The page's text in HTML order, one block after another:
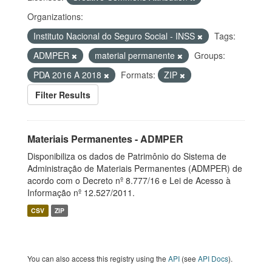
Organizations:
Instituto Nacional do Seguro Social - INSS
Tags:
ADMPER
material permanente
Groups:
PDA 2016 A 2018
Formats:
ZIP
Filter Results
Materiais Permanentes - ADMPER
Disponibiliza os dados de Patrimônio do Sistema de
Administração de Materiais Permanentes (ADMPER) de
acordo com o Decreto nº 8.777/16 e Lei de Acesso à
Informação nº 12.527/2011.
CSV ZIP
You can also access this registry using the API (see API Docs).